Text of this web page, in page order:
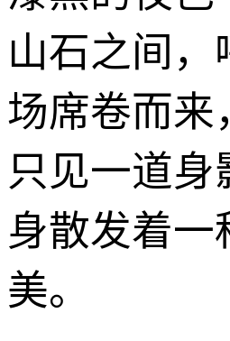
山石之间
场席卷而来
只见一道
身散发着
美。